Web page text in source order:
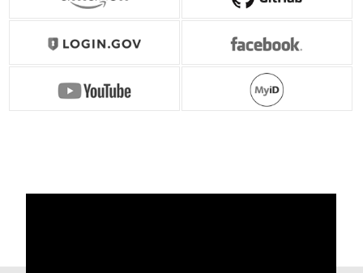
- 레지던트 키 지원 : 최대 200개
4D View